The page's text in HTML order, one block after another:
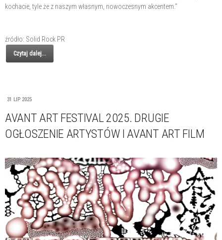
kochacie, tyle że z naszym własnym, nowoczesnym akcentem."
źródło: Solid Rock PR
Czytaj dalej...
31 LIP 2025
AVANT ART FESTIVAL 2025. DRUGIE
OGŁOSZENIE ARTYSTÓW I AVANT ART FILM